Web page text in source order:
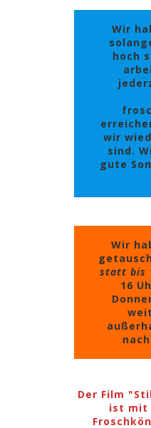
Wir
hoch
wir
sind.
gute
Wir
statt bis
16
Der Film
ist mit